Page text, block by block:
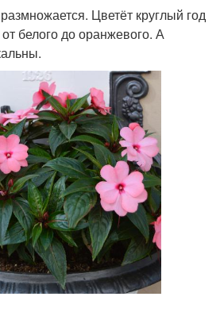
Цветёт круглый год
белого до оранжевого. А